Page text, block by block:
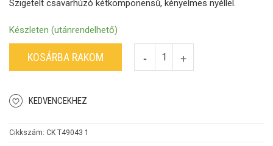
Szigetelt csavarhúzó kétkomponensű, kényelmes nyéllel.
Készleten (utánrendelhető)
KOSÁRBA RAKOM
KEDVENCEKHEZ
Cikkszám: CK T49043 1